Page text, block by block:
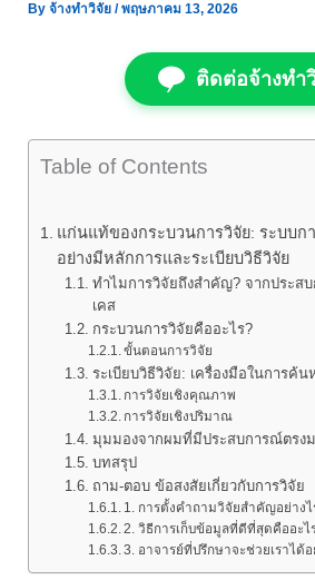
By จ้างทำวิจัย /พฤษภาคม 13, 2026
ติดต่อจ้างทำ
Table of Contents
แก่นแท้ของกระบวนการวิจัย: ระบบก
อย่างมีหลักการและระเบียบวิธีวิจัย
ทำไมการวิจัยถึงสำคัญ? จากประส
เคส
กระบวนการวิจัยคืออะไร?
ขั้นตอนการวิจัย
ระเบียบวิธีวิจัย: เครื่องมือในการค้น
การวิจัยเชิงคุณภาพ
การวิจัยเชิงปริมาณ
มุมมองจากผมที่มีประสบการณ์ตรงม
บทสรุป
ถาม-ตอบ ข้อสงสัยเกี่ยวกับการวิจัย
1. การตั้งคำถามวิจัยสำคัญอย่างไ
2. วิธีการเก็บข้อมูลที่ดีที่สุดคืออะไ
3. อาจารย์ที่ปรึกษาจะช่วยเราได้อ